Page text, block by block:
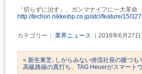
「切らずに治す」、ガンマナイフに一大革命
http://techon.nikkeibp.co.jp/atcl/feature/15/
カテゴリー： 業界ニュース ｜2016年6月27日
« 新生東芝､しがらみない傍流社長の腹づも
高級路線の真打ち、TAG Heuerがスマート